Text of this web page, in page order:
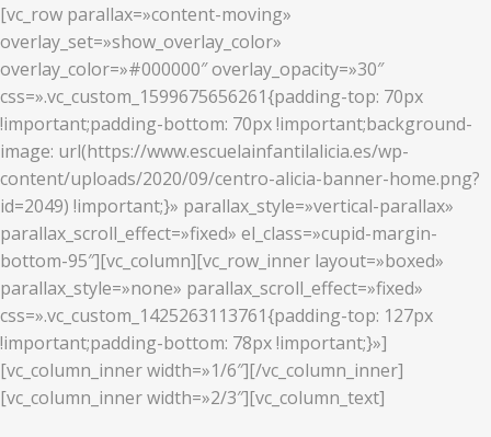
[vc_row parallax=»content-moving»
overlay_set=»show_overlay_color»
overlay_color=»#000000″ overlay_opacity=»30″
css=».vc_custom_1599675656261{padding-top: 70px
!important;padding-bottom: 70px !important;background-
image: url(https://www.escuelainfantilalicia.es/wp-
content/uploads/2020/09/centro-alicia-banner-home.png?
id=2049) !important;}» parallax_style=»vertical-parallax»
parallax_scroll_effect=»fixed» el_class=»cupid-margin-
bottom-95″][vc_column][vc_row_inner layout=»boxed»
parallax_style=»none» parallax_scroll_effect=»fixed»
css=».vc_custom_1425263113761{padding-top: 127px
!important;padding-bottom: 78px !important;}»]
[vc_column_inner width=»1/6″][/vc_column_inner]
[vc_column_inner width=»2/3″][vc_column_text]